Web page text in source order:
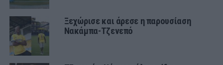
Ξεχώρισε και άρεσε η παρουσίαση
Νακάμπα-Τζενεπό